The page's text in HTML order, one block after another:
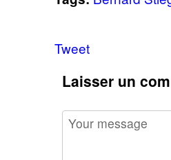
Tweet
Laisser un